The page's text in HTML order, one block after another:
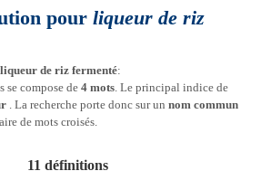
pour liqueur de riz
liqueur de riz fermenté:
se compose de 4 mots. Le principal indice de
. La recherche porte donc sur un nom commun
de mots croisés.
11 définitions